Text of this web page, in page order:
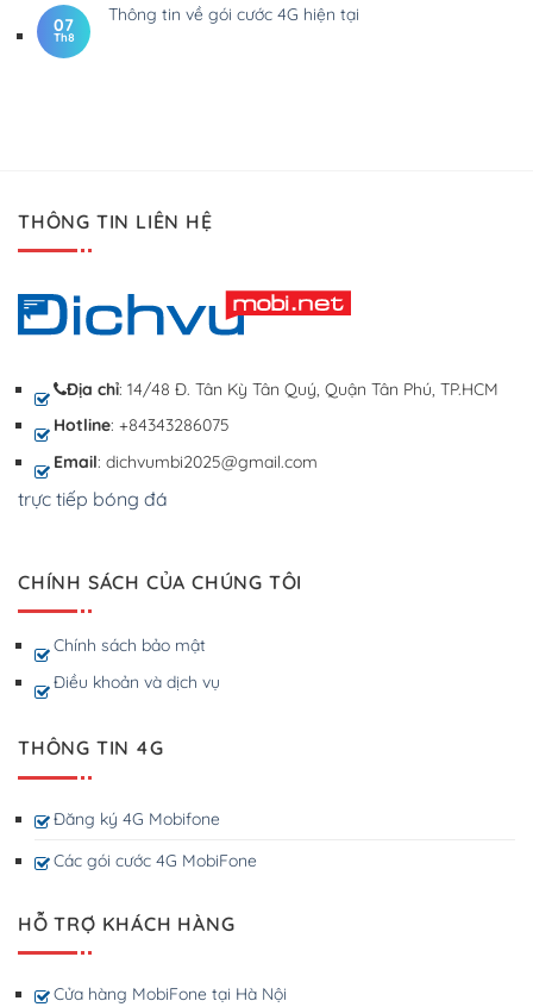
07
Th8
Thông tin về gói cước 4G hiện tại
THÔNG TIN LIÊN HỆ
Địa chỉ: 14/48 Đ. Tân Kỳ Tân Quý, Quận Tân Phú, TP.HCM
Hotline: +84343286075
Email: dichvumbi2025@gmail.com
trực tiếp bóng đá
CHÍNH SÁCH CỦA CHÚNG TÔI
Chính sách bảo mật
Điều khoản và dịch vụ
THÔNG TIN 4G
Đăng ký 4G Mobifone
Các gói cước 4G MobiFone
HỖ TRỢ KHÁCH HÀNG
Cửa hàng MobiFone tại Hà Nội